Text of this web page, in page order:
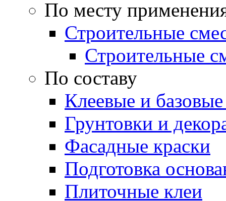
По месту
Строительные
Строительные
По составу
Клеевые и
Грунтовки и
Фасадные краски
Подготовка
Плиточные клеи